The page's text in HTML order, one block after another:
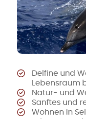
Delfine und
Lebensraum
Natur- und
Sanftes und
Wohnen in